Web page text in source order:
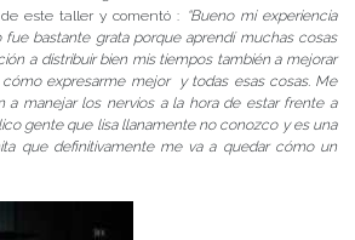
este taller y comentó : “Bueno mi experiencia
bastante grata porque aprendí muchas cosas
a distribuir bien mis tiempos también a mejorar
expresarme mejor y todas esas cosas. Me
a manejar los nervios a la hora de estar frente a
gente que lisa llanamente no conozco y es una
que definitivamente me va a quedar cómo un